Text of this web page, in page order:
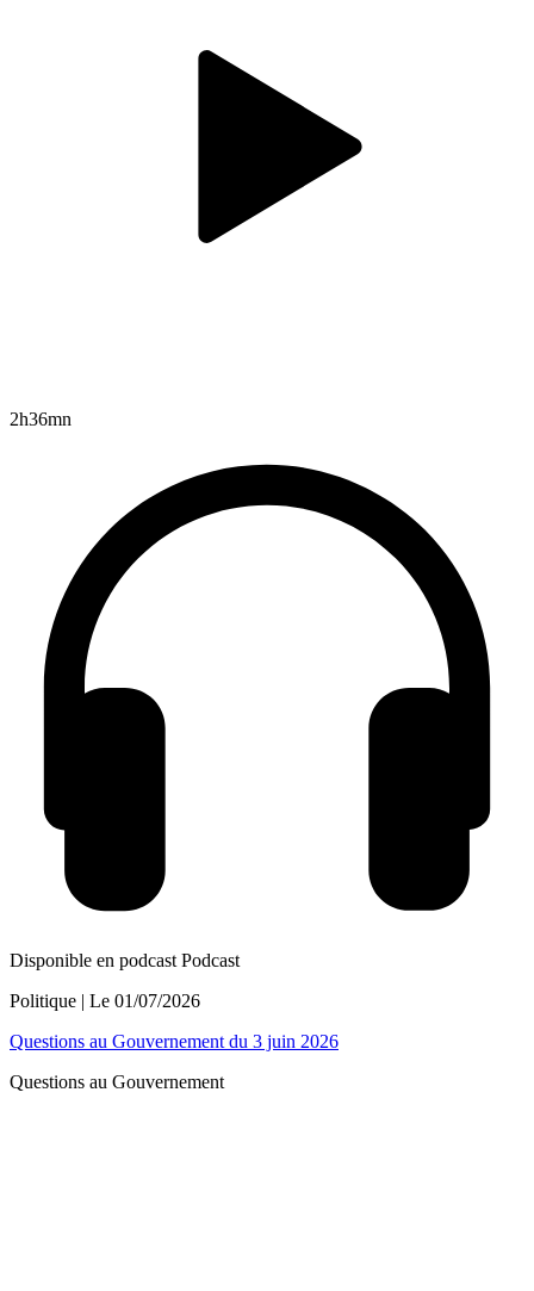
2h36mn
Disponible en podcast Podcast
Politique | Le 01/07/2026
Questions au Gouvernement du 3 juin 2026
Questions au Gouvernement